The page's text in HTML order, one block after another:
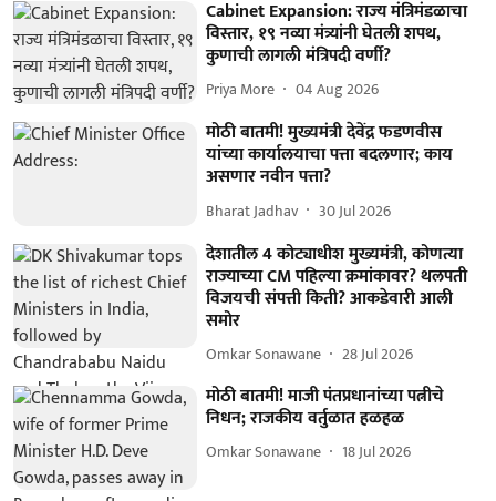
Cabinet Expansion: राज्य मंत्रिमंडळाचा
विस्तार, १९ नव्या मंत्र्यांनी घेतली शपथ,
कुणाची लागली मंत्रिपदी वर्णी?
Priya More 04 Aug 2026
मोठी बातमी! मुख्यमंत्री देवेंद्र फडणवीस
यांच्या कार्यालयाचा पत्ता बदलणार; काय
असणार नवीन पत्ता?
Bharat Jadhav 30 Jul 2026
देशातील 4 कोट्याधीश मुख्यमंत्री, कोणत्या
राज्याच्या CM पहिल्या क्रमांकावर? थलपती
विजयची संपत्ती किती? आकडेवारी आली
समोर
Omkar Sonawane 28 Jul 2026
मोठी बातमी! माजी पंतप्रधानांच्या पत्नीचे
निधन; राजकीय वर्तुळात हळहळ
Omkar Sonawane 18 Jul 2026